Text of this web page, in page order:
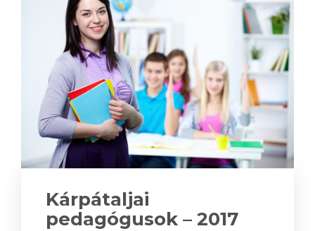
Kárpátaljai
pedagógusok – 2017